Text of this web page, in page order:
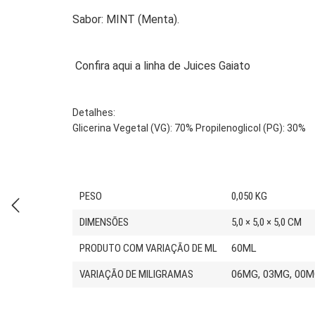
Sabor: MINT (Menta).
Confira aqui a linha de Juices Gaiato
Detalhes:
Glicerina Vegetal (VG): 70% Propilenoglicol (PG): 30%
PESO 0,050 KG
DIMENSÕES 5,0 × 5,0 × 5,0 CM
PRODUTO COM VARIAÇÃO DE ML 60ML
VARIAÇÃO DE MILIGRAMAS 06MG, 03MG,